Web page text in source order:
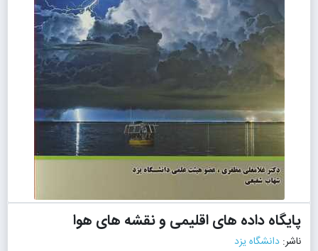
پایگاه داده های اقلیمی و نقشه های هوا
ناشر: دانشگاه یزد